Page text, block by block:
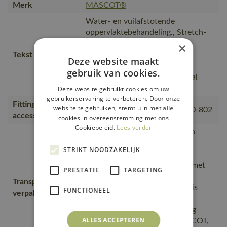
Merk MASCOT®
Tekst usp
Water- en vuilafstotende
oppervlaktebehandeling., Stretch-
materiaal geeft u maximale
slijtvastheid en goed ademend
vermogen zorgen voor optimaal
comfort.
Fitting
accessories
00781-380, 50077-843, 18050-802
Transport en
verpakking
Van productie naar magazijnen
transportpartners met ISO
14001;Vervoerd in zendingen met
maximale benutting van de
ruimte;De productverpakking is
plasticproductie;De verpakking
waarin de bestelling van MASCOT,
×
Deze website maakt
gebruik van cookies.
Deze website gebruikt cookies om uw
gebruikerservaring te verbeteren. Door onze
website te gebruiken, stemt u in met alle
cookies in overeenstemming met ons
Cookiebeleid. Lees verder
STRIKT NOODZAKELIJK
PRESTATIE TARGETING
FUNCTIONEEL
ALLES ACCEPTEREN